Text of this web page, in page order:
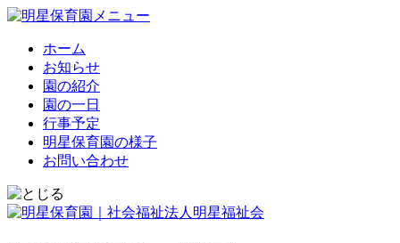
ホーム
お知らせ
園の紹介
園の一日
行事予定
明星保育園の様子
お問い合わせ